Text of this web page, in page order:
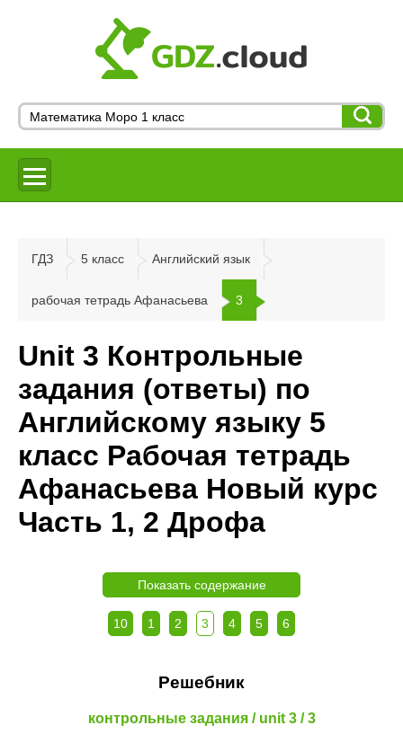
ГДЗ 5 класс Английский язык
рабочая тетрадь Афанасьева 3
Unit 3 Контрольные
задания (ответы) по
Английскому языку 5
класс Рабочая тетрадь
Афанасьева Новый курс
Часть 1, 2 Дрофа
Показать содержание
10 1 2 3 4 5 6
Решебник
контрольные задания / unit 3 / 3